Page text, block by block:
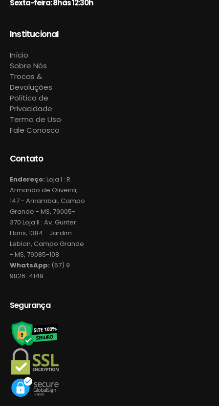
Sexta-feira: 8h às 12:30h
Institucional
Início
Sobre Nós
Trocas &
Devoluções
Política de
Privacidade
Termo de Uso
Fale Conosco
Contato
Endereço: Loja I : R.
Armando de Oliveira,
147 - Amambai, Campo
Grande - MS, 79005-
370 Loja II : Av. Gunter
Hans, 1384 - Jardim
Leblon, Campo Grande
- MS, 79085-108
WhatsApp: (67) 9
9826-4149
Segurança